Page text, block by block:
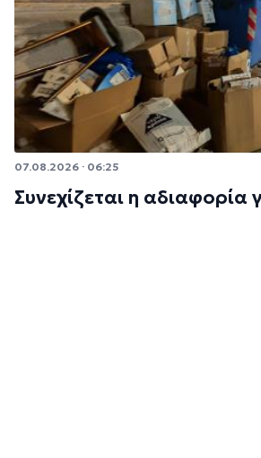
07.08.2026 · 06:25
Συνεχίζεται η αδιαφορία